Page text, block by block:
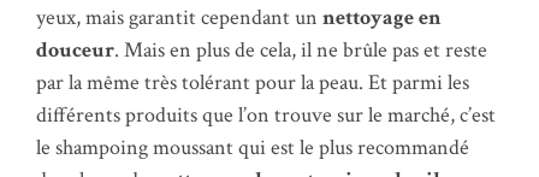
yeux, mais garantit cependant un nettoyage en
douceur. Mais en plus de cela, il ne brûle pas et reste
par la même très tolérant pour la peau. Et parmi les
différents produits que l’on trouve sur le marché, c’est
le shampoing moussant qui est le plus recommandé